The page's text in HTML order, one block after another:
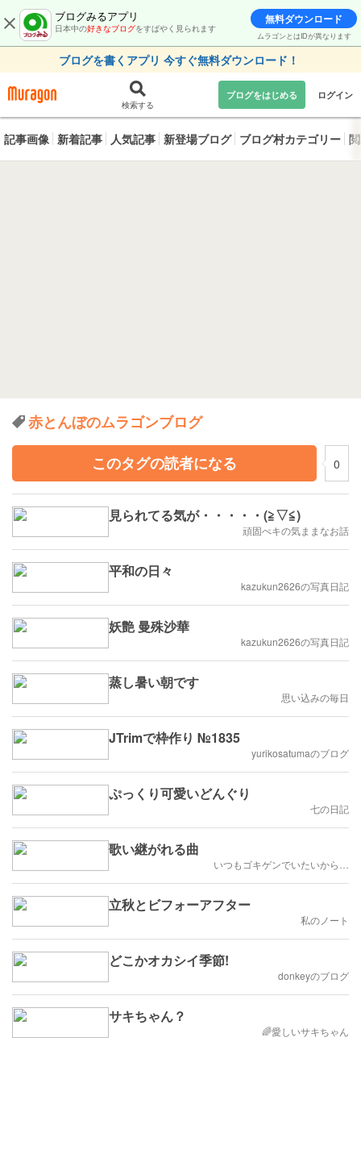
ブログみるアプリ
日本中の好きなブログをすばやく見られます
無料ダウンロード
ムラゴンとはIDが異なります
ブログを書くアプリ 今すぐ無料ダウンロード！
検索する
ブログをはじめる ログイン
記事画像 新着記事 人気記事 新登場ブログ ブログ村カテゴリー
赤とんぼのムラゴンブログ
このタグの読者になる
0
見られてる気が・・・・・(≧▽≦)
頑固ぺキの気ままなお話
平和の日々
kazukun2626の写真日記
妖艶 曼殊沙華
kazukun2626の写真日記
蒸し暑い朝です
思い込みの毎日
JTrimで枠作り №1835
yurikosatumaのブログ
ぷっくり可愛いどんぐり
七の日記
歌い継がれる曲
いつもゴキゲンでいたいから…
立秋とビフォーアフター
私のノート
どこかオカシイ季節!
donkeyのブログ
サキちゃん？
🌈愛しいサキちゃん